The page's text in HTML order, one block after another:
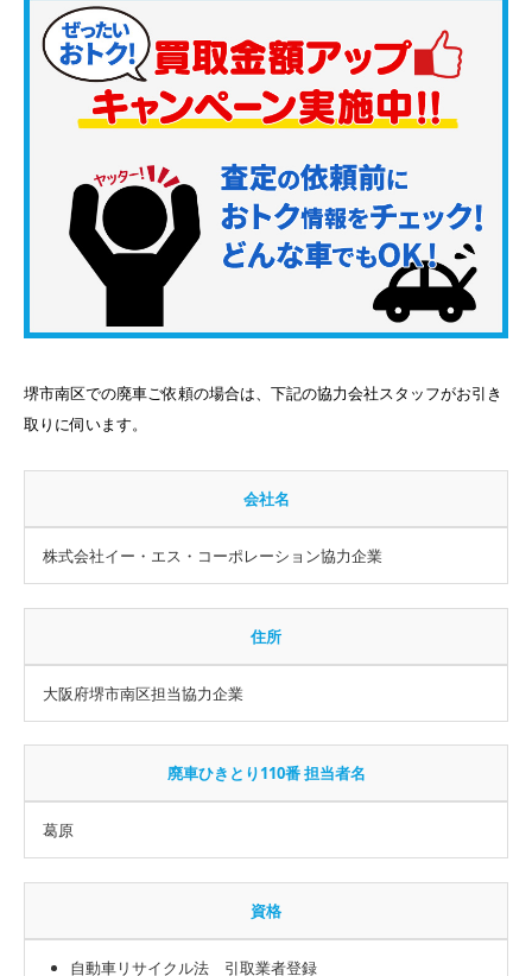
堺市南区での廃車ご依頼の場合は、下記の協力会社スタッフがお引き
取りに伺います。
会社名
株式会社イー・エス・コーポレーション協力企業
住所
大阪府堺市南区担当協力企業
廃車ひきとり110番 担当者名
葛原
資格
自動車リサイクル法 引取業者登録